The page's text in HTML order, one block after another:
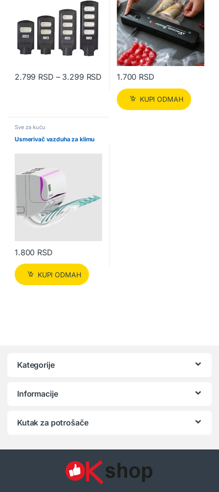
2.799 RSD – 3.299 RSD Raspon cena: od 2.799 RSD
1.700 RSD
KUPI ODMAH
Sve za kuću
Usmerivač vazduha za klimu
1.800 RSD
KUPI ODMAH
Kategorije
Informacije
Kutak za potrošače